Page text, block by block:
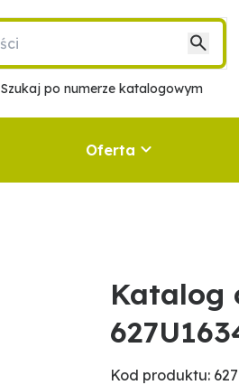
Szukaj po numerze katalogowym
Oferta
Katalog
Kod produktu: